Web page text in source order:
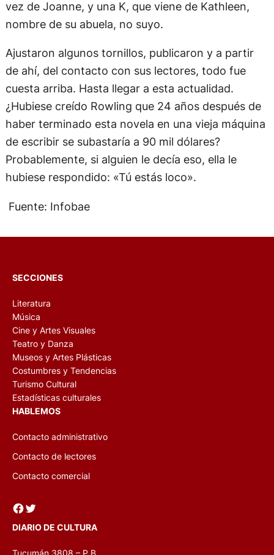
vez de Joanne, y una K, que viene de Kathleen,
nombre de su abuela, no suyo.
Ajustaron algunos tornillos, publicaron y a partir
de ahí, del contacto con sus lectores, todo fue
cuesta arriba. Hasta llegar a esta actualidad.
¿Hubiese creído Rowling que 24 años después de
haber terminado esta novela en una vieja máquina
de escribir se subastaría a 90 mil dólares?
Probablemente, si alguien le decía eso, ella le
hubiese respondido: «Tú estás loco».
Fuente: Infobae
SECCIONES
Literatura
Música
Cine y Artes Visuales
Teatro y Danza
Museos y Artes Plásticas
Costumbres y Tendencias
Turismo Cultural
Estadísticas culturales
HABLEMOS
Contacto administrativo
Contacto de lectores
Contacto comercial
Facebook Twitter
DIARIO DE CULTURA
Tucumán 3808 – P.B.